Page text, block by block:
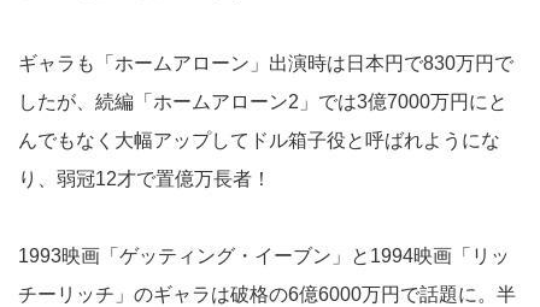
ギャラも「ホームアローン」出演時は日本円で830万円で
したが、続編「ホームアローン2」では3億7000万円にと
んでもなく大幅アップしてドル箱子役と呼ばれようにな
り、弱冠12才で置億万長者！
1993映画「ゲッティング・イーブン」と1994映画「リッ
チーリッチ」のギャラは破格の6億6000万円で話題に。半